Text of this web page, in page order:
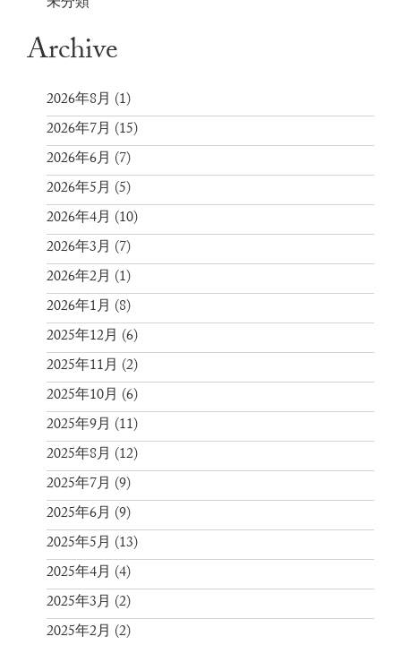
Archive
2026年8月 (1)
2026年7月 (15)
2026年6月 (7)
2026年5月 (5)
2026年4月 (10)
2026年3月 (7)
2026年2月 (1)
2026年1月 (8)
2025年12月 (6)
2025年11月 (2)
2025年10月 (6)
2025年9月 (11)
2025年8月 (12)
2025年7月 (9)
2025年6月 (9)
2025年5月 (13)
2025年4月 (4)
2025年3月 (2)
2025年2月 (2)